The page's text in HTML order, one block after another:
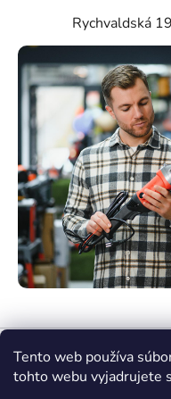
Tento web používa
tohto webu vyjadrujete
Rychvaldská